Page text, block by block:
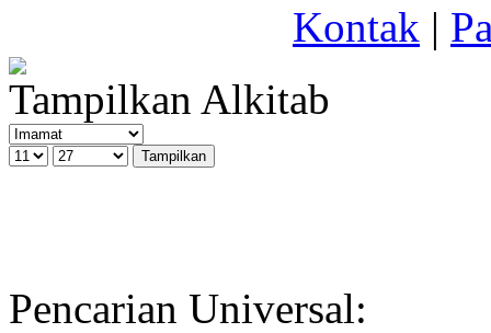
Kontak |
Tampilkan Alkitab
Pencarian Universal: